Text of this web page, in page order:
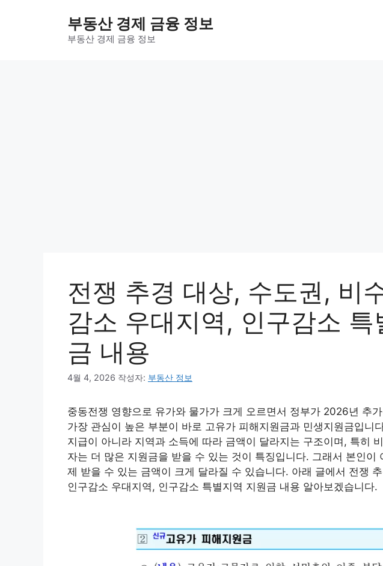
부동산 경제 금융 정보
부동산 경제 금융 정보
전쟁 추경 대상, 수도권, 비
감소 우대지역, 인구감소 특
금 내용
4월 4, 2026 작성자: 부동산 정보
중동전쟁 영향으로 유가와 물가가 크게 오르면서 정부가 2026년 추
가장 관심이 높은 부분이 바로 고유가 피해지원금과 민생지원금입니
지급이 아니라 지역과 소득에 따라 금액이 달라지는 구조이며, 특히
자는 더 많은 지원금을 받을 수 있는 것이 특징입니다. 그래서 본인이
제 받을 수 있는 금액이 크게 달라질 수 있습니다. 아래 글에서 전쟁
인구감소 우대지역, 인구감소 특별지역 지원금 내용 알아보겠습니다.